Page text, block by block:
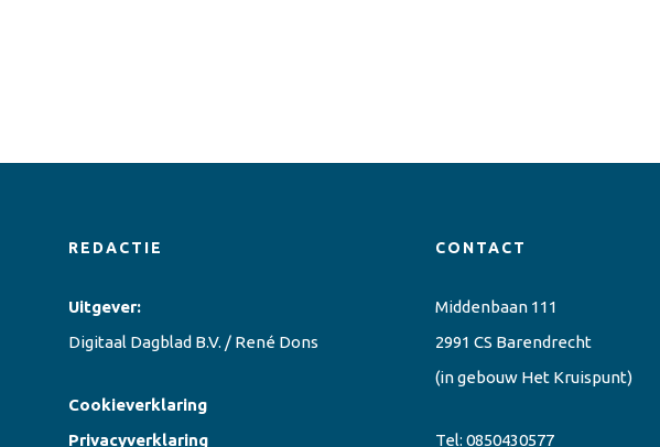
REDACTIE
Uitgever:
Digitaal Dagblad B.V. / René Dons
Cookieverklaring
Privacyverklaring
CONTACT
Middenbaan 111
2991 CS Barendrecht
(in gebouw Het Kruispunt)
Tel: 0850430577